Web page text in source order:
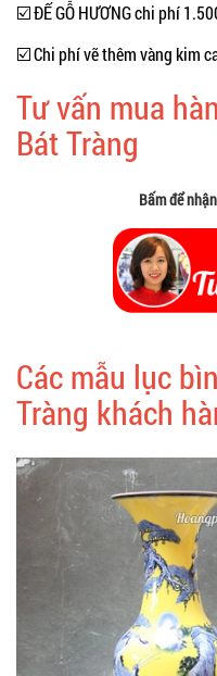
☑️ ĐẾ GỖ HƯƠNG chi phí
☑️ Chi phí vẽ thêm vàng kim
Tư vấn mua
Bát Tràng
Bấm để
Các mẫu lục
Tràng khách